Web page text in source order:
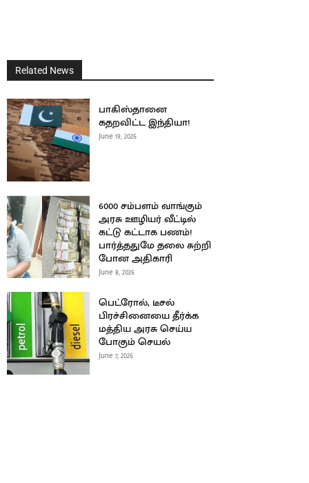
Related News
பாகிஸ்தானை
கதறவிட்ட இந்தியா!
June 19, 2026
6000 சம்பளம் வாங்கும்
அரசு ஊழியர் வீட்டில்
கட்டு கட்டாக பணம்!
பார்த்ததுமே தலை சுற்றி
போன அதிகாரி
June 8, 2026
பெட்ரோல், டீசல்
பிரச்சினையை தீர்க்க
மத்திய அரசு செய்ய
போகும் செயல்
June 7, 2026